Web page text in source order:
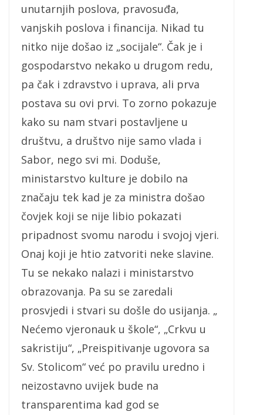
unutarnjih poslova, pravosuđa,
vanjskih poslova i financija. Nikad tu
nitko nije došao iz „socijale“. Čak je i
gospodarstvo nekako u drugom redu,
pa čak i zdravstvo i uprava, ali prva
postava su ovi prvi. To zorno pokazuje
kako su nam stvari postavljene u
društvu, a društvo nije samo vlada i
Sabor, nego svi mi. Doduše,
ministarstvo kulture je dobilo na
značaju tek kad je za ministra došao
čovjek koji se nije libio pokazati
pripadnost svomu narodu i svojoj vjeri.
Onaj koji je htio zatvoriti neke slavine.
Tu se nekako nalazi i ministarstvo
obrazovanja. Pa su se zaredali
prosvjedi i stvari su došle do usijanja. „
Nećemo vjeronauk u škole“, „Crkvu u
sakristiju“, „Preispitivanje ugovora sa
Sv. Stolicom“ već po pravilu uredno i
neizostavno uvijek bude na
transparentima kad god se